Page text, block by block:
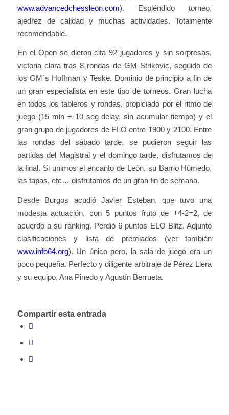
www.advancedchessleon.com). Espléndido torneo,
ajedrez de calidad y muchas actividades. Totalmente
recomendable.
En el Open se dieron cita 92 jugadores y sin sorpresas,
victoria clara tras 8 rondas de GM Strikovic, seguido de
los GM`s Hoffman y Teske. Dominio de principio a fin de
un gran especialista en este tipo de torneos. Gran lucha
en todos los tableros y rondas, propiciado por el ritmo de
juego (15 min + 10 seg delay, sin acumular tiempo) y el
gran grupo de jugadores de ELO entre 1900 y 2100. Entre
las rondas del sábado tarde, se pudieron seguir las
partidas del Magistral y el domingo tarde, disfrutamos de
la final. Si unimos el encanto de León, su Barrio Húmedo,
las tapas, etc… disfrutamos de un gran fin de semana.
Desde Burgos acudió Javier Esteban, que tuvo una
modesta actuación, con 5 puntos fruto de +4-2=2, de
acuerdo a su ranking. Perdió 6 puntos ELO Blitz. Adjunto
clasificaciones y lista de premiados (ver también
www.info64.org). Un único pero, la sala de juego era un
poco pequeña. Perfecto y diligente arbitraje de Pérez Llera
y su equipo, Ana Pinedo y Agustín Berrueta.
Compartir esta entrada